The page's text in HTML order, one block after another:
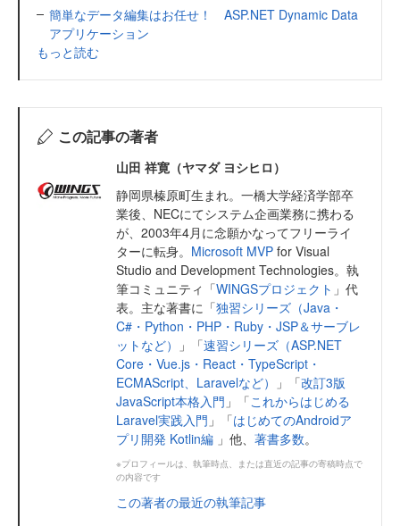
簡単なデータ編集はお任せ！ ASP.NET Dynamic Data
アプリケーション
もっと読む
この記事の著者
山田 祥寛（ヤマダ ヨシヒロ）
静岡県榛原町生まれ。一橋大学経済学部卒
業後、NECにてシステム企画業務に携わる
が、2003年4月に念願かなってフリーライ
ターに転身。 Microsoft MVP for Visual
Studio and Development Technologies。執
筆コミュニティ「WINGSプロジェクト 」代
表。主な著書に「独習シリーズ（Java・
C#・Python・PHP・Ruby・JSP＆サーブレ
ットなど）
」「速習シリーズ（ASP.NET
Core・Vue.js・React・TypeScript・
ECMAScript、Laravelなど）
」「改訂3版
JavaScript本格入門 」「これからはじめる
Laravel実践入門 」「はじめてのAndroidア
プリ開発 Kotlin編 」他、 著書多数。
※プロフィールは、執筆時点、または直近の記事の寄稿時点で
の内容です
この著者の最近の執筆記事